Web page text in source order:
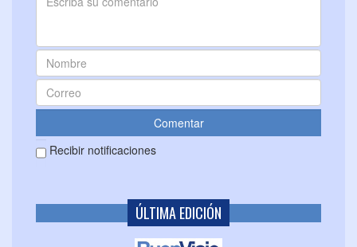
Recibir notificaciones
ÚLTIMA EDICIÓN